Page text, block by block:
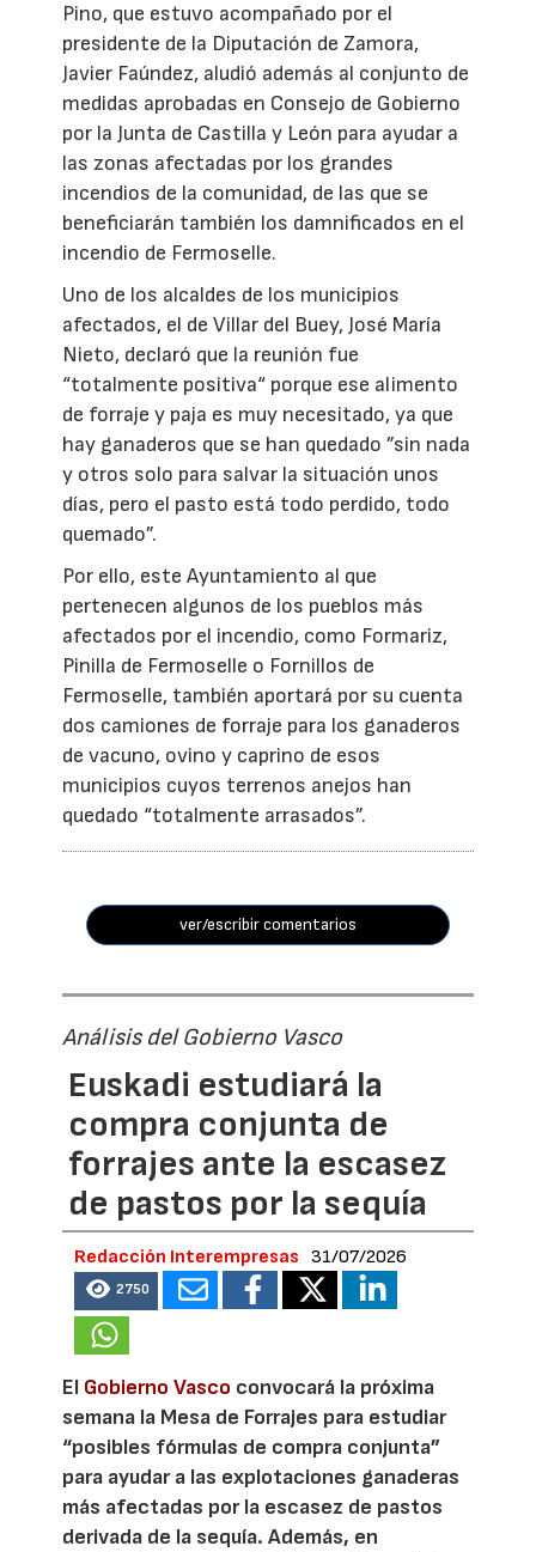
Pino, que estuvo acompañado por el
presidente de la Diputación de Zamora,
Javier Faúndez, aludió además al conjunto de
medidas aprobadas en Consejo de Gobierno
por la Junta de Castilla y León para ayudar a
las zonas afectadas por los grandes
incendios de la comunidad, de las que se
beneficiarán también los damnificados en el
incendio de Fermoselle.
Uno de los alcaldes de los municipios
afectados, el de Villar del Buey, José María
Nieto, declaró que la reunión fue
“totalmente positiva“ porque ese alimento
de forraje y paja es muy necesitado, ya que
hay ganaderos que se han quedado ”sin nada
y otros solo para salvar la situación unos
días, pero el pasto está todo perdido, todo
quemado”.
Por ello, este Ayuntamiento al que
pertenecen algunos de los pueblos más
afectados por el incendio, como Formariz,
Pinilla de Fermoselle o Fornillos de
Fermoselle, también aportará por su cuenta
dos camiones de forraje para los ganaderos
de vacuno, ovino y caprino de esos
municipios cuyos terrenos anejos han
quedado “totalmente arrasados”.
ver/escribir comentarios
Análisis del Gobierno Vasco
Euskadi estudiará la
compra conjunta de
forrajes ante la escasez
de pastos por la sequía
Redacción Interempresas 31/07/2026
2750
El Gobierno Vasco convocará la próxima
semana la Mesa de Forrajes para estudiar
“posibles fórmulas de compra conjunta”
para ayudar a las explotaciones ganaderas
más afectadas por la escasez de pastos
derivada de la sequía. Además, en